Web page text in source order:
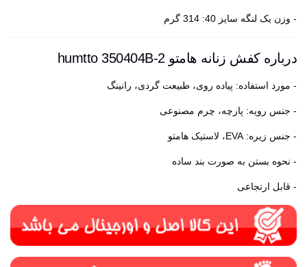
- وزن یک لنگه سایز 40: 314 گرم
درباره کفش زنانه هامتو humtto 350404B-2
- مورد استفاده: پیاده روی، طبیعت گردی، رانینگ
- جنس رویه: پارچه، چرم مصنوعی
- جنس زیره: EVA، لاستیک هامتو
- نحوه بستن به صورت بند ساده
- قابل ارتجاعی